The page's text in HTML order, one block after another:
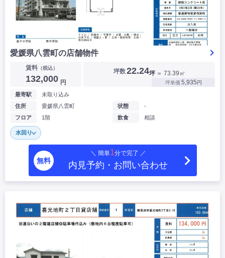
愛媛県八雲町の店舗物件
賃料（税込）
132,000 円
坪数22.24坪 ＝ 73.39㎡
坪単価 5,935円
最寄駅
未取り込み
住所
愛媛県八雲町
フロア
1階
状態
-
飲食
相談
水回り
無料
＼ 簡単1分で完了 ／
内見予約・お問い合わせ